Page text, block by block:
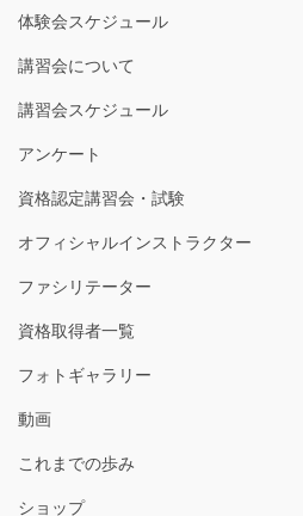
体験会スケジュール
講習会について
講習会スケジュール
アンケート
資格認定講習会・試験
オフィシャルインストラクター
ファシリテーター
資格取得者一覧
フォトギャラリー
動画
これまでの歩み
ショップ